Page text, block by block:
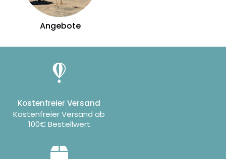
Angebote
Kostenfreier Versand
Kostenfreier Versand ab
100€ Bestellwert